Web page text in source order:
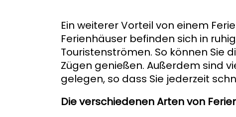
Ein weiterer Vorteil von einem
Ferienhäuser befinden sich in
Touristenströmen. So können Sie
Zügen genießen. Außerdem sind
gelegen, so dass Sie jederzeit
Die verschiedenen Arten von